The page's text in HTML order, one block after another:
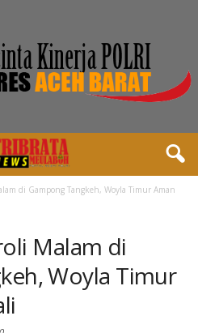
di Gampong Tangkeh, Woyla Timur Aman
Malam di
Woyla Timur